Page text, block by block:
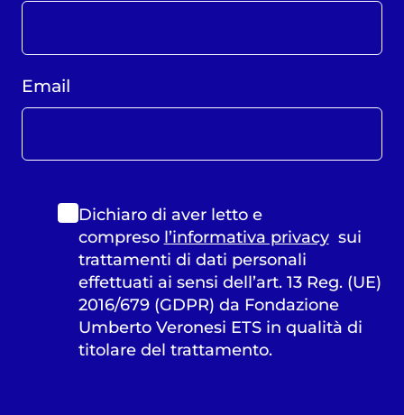
Email
Dichiaro di aver letto e
compreso l’informativa privacysui
trattamenti di dati personali
effettuati ai sensi dell’art. 13 Reg. (UE)
2016/679 (GDPR) da Fondazione
Umberto Veronesi ETS in qualità di
titolare del trattamento.